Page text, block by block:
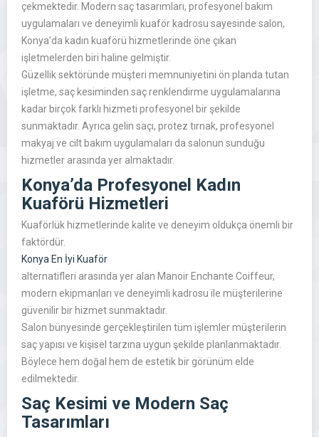
çekmektedir. Modern saç tasarımları, profesyonel bakım
uygulamaları ve deneyimli kuaför kadrosu sayesinde salon,
Konya’da kadın kuaförü hizmetlerinde öne çıkan
işletmelerden biri haline gelmiştir.
Güzellik sektöründe müşteri memnuniyetini ön planda tutan
işletme, saç kesiminden saç renklendirme uygulamalarına
kadar birçok farklı hizmeti profesyonel bir şekilde
sunmaktadır. Ayrıca gelin saçı, protez tırnak, profesyonel
makyaj ve cilt bakım uygulamaları da salonun sunduğu
hizmetler arasında yer almaktadır.
Konya’da Profesyonel Kadın
Kuaförü Hizmetleri
Kuaförlük hizmetlerinde kalite ve deneyim oldukça önemli bir
faktördür.
Konya En İyi Kuaför
alternatifleri arasında yer alan Manoir Enchante Coiffeur,
modern ekipmanları ve deneyimli kadrosu ile müşterilerine
güvenilir bir hizmet sunmaktadır.
Salon bünyesinde gerçekleştirilen tüm işlemler müşterilerin
saç yapısı ve kişisel tarzına uygun şekilde planlanmaktadır.
Böylece hem doğal hem de estetik bir görünüm elde
edilmektedir.
Saç Kesimi ve Modern Saç
Tasarımları